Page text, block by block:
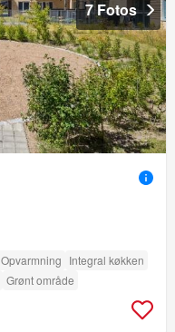
7 Fotos
Opvarmning Integral køkken
Grønt område